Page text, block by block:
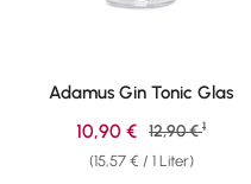
Adamus Gin Tonic Glas
(15,57 € / 1 Liter)
Verkaufspreis:
10,90 € Regulärer Preis:
12,90 € 1